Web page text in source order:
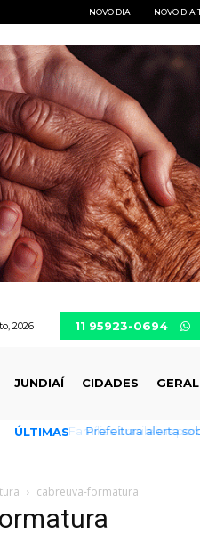
NOVO DIA NOVO DIA
2026 11 95923-0694
JUNDIAÍ CIDADES GERAL
ÚLTIMAS Prefeitura alerta
cabreuva-formatura